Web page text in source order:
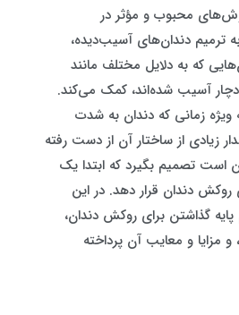
محبوب و مؤثر در
ترمیم دندان‌های آسیب‌دیده،
که به دلایل مختلف مانند
آسیب شده‌اند، کمک می‌کند.
ویژه زمانی که دندان به شدت
زیادی از ساختار آن از دست رفته
است تصمیم بگیرد که ابتدا یک
روکش دندان قرار دهد. در این
پایه گذاشتن برای روکش دندان،
و مزایا و معایب آن پرداخته